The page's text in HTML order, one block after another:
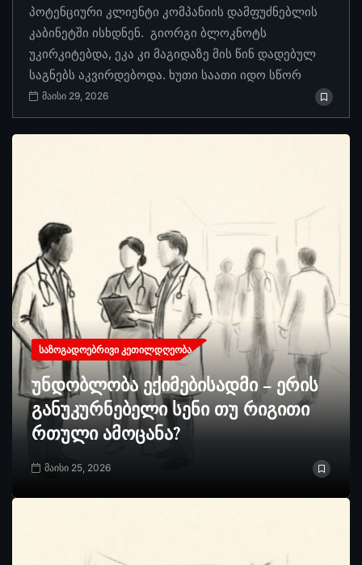
პოტენციური კლიენტი კომპანიის დამფუძნებლის
კაბინეტში ისხდნენ. გიორგი ბლოკნოტს
უკირკიტებდა, ეკა კი მაგიდაზე მის წინ დადებულ
საგნებს აკვირდებოდა. ხუთი საათი იდო სწორ
მაისი 29, 2026
ᲡᲐᲖᲝᲒᲐᲓᲝᲔᲑᲠᲘᲕᲘ ᲙᲔᲗᲘᲚᲓᲦᲔᲝᲑᲐ
უნდობლობა ექიმებისადმი – ერის
განუკურნებელი სენი თუ რიგითი
რთული ამოცანა?
მაისი 25, 2026